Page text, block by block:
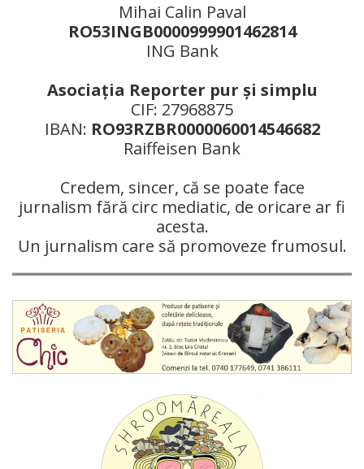
Mihai Calin Paval
RO53INGB0000999901462814
ING Bank
Asociaţia Reporter pur şi simplu
CIF: 27968875
IBAN: RO93RZBR0000060014546682
Raiffeisen Bank
Credem, sincer, că se poate face
jurnalism fără circ mediatic, de oricare ar fi
acesta.
Un jurnalism care să promoveze frumosul.